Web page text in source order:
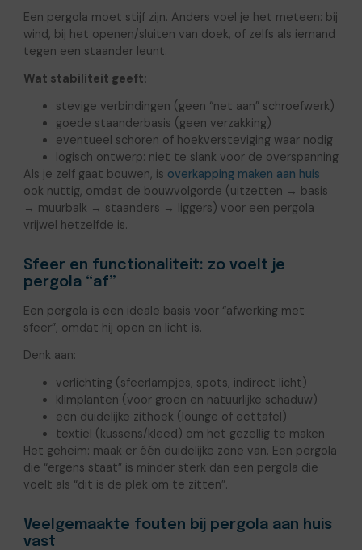
Een pergola moet stijf zijn. Anders voel je het meteen: bij
wind, bij het openen/sluiten van doek, of zelfs als iemand
tegen een staander leunt.
Wat stabiliteit geeft:
stevige verbindingen (geen “net aan” schroefwerk)
goede staanderbasis (geen verzakking)
eventueel schoren of hoekversteviging waar nodig
logisch ontwerp: niet te slank voor de overspanning
Als je zelf gaat bouwen, is overkapping maken aan huis
ook nuttig, omdat de bouwvolgorde (uitzetten → basis
→ muurbalk → staanders → liggers) voor een pergola
vrijwel hetzelfde is.
Sfeer en functionaliteit: zo voelt je
pergola “af”
Een pergola is een ideale basis voor “afwerking met
sfeer”, omdat hij open en licht is.
Denk aan:
verlichting (sfeerlampjes, spots, indirect licht)
klimplanten (voor groen en natuurlijke schaduw)
een duidelijke zithoek (lounge of eettafel)
textiel (kussens/kleed) om het gezellig te maken
Het geheim: maak er één duidelijke zone van. Een pergola
die “ergens staat” is minder sterk dan een pergola die
voelt als “dit is de plek om te zitten”.
Veelgemaakte fouten bij pergola aan huis
vast